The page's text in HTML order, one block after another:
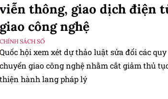
viễn thông, giao dịch điện
giao công nghệ
CHÍNH SÁCH SỐ
Quốc hội xem xét dự thảo luật sửa đổi các
chuyển giao công nghệ nhằm cắt giảm thủ
thiện hành lang pháp lý